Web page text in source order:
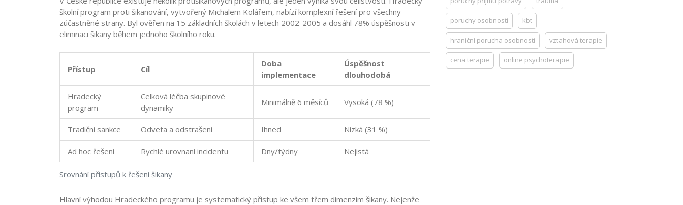
školní program proti šikanování, vytvořený Michalem Kolářem, nabízí komplexní řešení pro všechny
zúčastněné strany. Byl ověřen na 15 základních školách v letech 2002-2005 a dosáhl 78% úspěšnosti v
eliminaci šikany během jednoho školního roku.
Srovnání přístupů k řešení šikany
Přístup Cíl
Doba
implementace
Úspěšnost
dlouhodobá
Hradecký
program
Celková léčba skupinové
dynamiky
Minimálně 6 měsíců Vysoká (78 %)
Tradiční sankce Odveta a odstrašení Ihned Nízká (31 %)
Ad hoc řešení Rychlé urovnaní incidentu Dny/týdny Nejistá
Hlavní výhodou Hradeckého programu je systematický přístup ke všem třem dimenzím šikany. Nejenže
poruchy osobnosti kbt
hraniční porucha osobnosti vztahová terapie
cena terapie online psychoterapie